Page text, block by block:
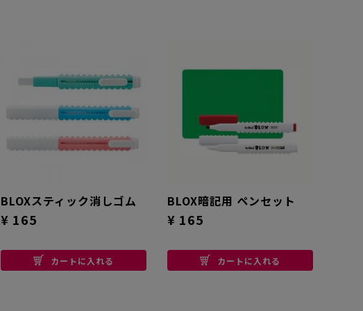
BLOXスティック消しゴム
¥ 165
カートに入れる
BLOX暗記用 ペンセット
¥ 165
カートに入れる